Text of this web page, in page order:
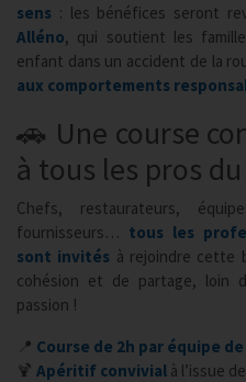
sens : les bénéfices seront
Alléno, qui soutient les
enfant dans un accident de la
aux comportements
🚗 Une course
à tous les pros
Chefs, restaurateurs,
fournisseurs… tous les
sont invités à rejoindre cette
cohésion et de partage, loin
passion !
📍 Course de 2h par équipe
🍹 Apéritif convivial à l’issue